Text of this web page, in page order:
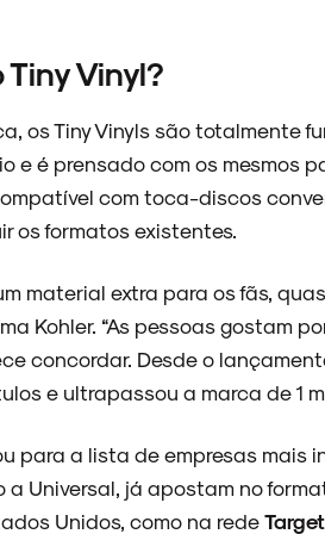
Vinyl?
os Tiny Vinyls são totalmente
e é prensado com os mesmos
com toca-discos
os formatos existentes.
material extra para os fãs,
Kohler. “As pessoas gostam
concordar. Desde o
e ultrapassou a marca de 1
para a lista de empresas mais
a Universal, já apostam no
Unidos, como na rede